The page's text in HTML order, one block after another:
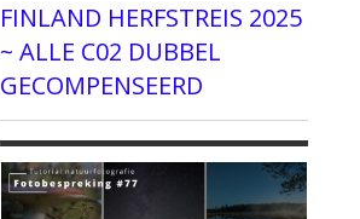
FINLAND HERFSTREIS 2025
~ ALLE C02 DUBBEL
GECOMPENSEERD